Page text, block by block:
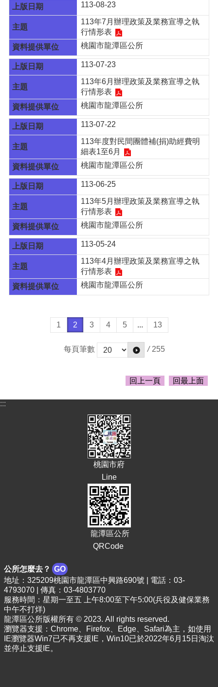
113-08-23
113年7月辦理政策及業務宣導之執
行情形表
桃園市龍潭區公所
113-07-23
113年6月辦理政策及業務宣導之執
行情形表
桃園市龍潭區公所
113-07-22
113年度對民間團體補(捐)助經費明
細表1至6月
桃園市龍潭區公所
113-06-25
113年5月辦理政策及業務宣導之執
行情形表
桃園市龍潭區公所
113-05-24
113年4月辦理政策及業務宣導之執
行情形表
桃園市龍潭區公所
1 2 3 4 5 ... 13
每頁筆數 / 255
回上一頁 回最上面
:::
桃園市府
Line
龍潭區公所
QRCode
公所怎麼去？ GO
地址：325209桃園市龍潭區中興路690號 | 電話：03-
4793070 | 傳真：03-4803770
服務時間：星期一至五 上午8:00至下午5:00(兵役及健保業務
中午不打烊)
龍潭區公所版權所有 © 2023. All rights reserved.
瀏覽器支援：Chrome、Firefox、Edge、Safari為主，如使用
IE瀏覽器Win7已不再支援IE，Win10已於2022年6月15日淘汰
並停止支援IE。